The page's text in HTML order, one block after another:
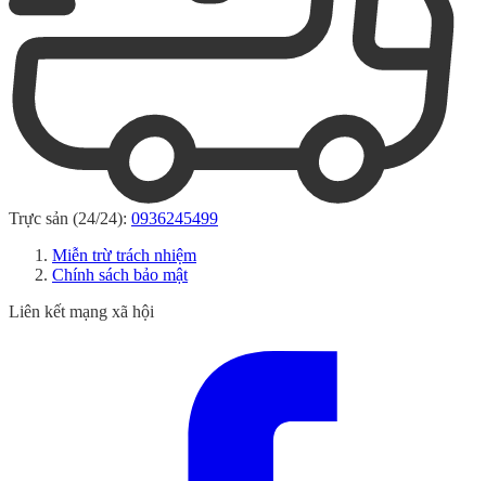
Trực sản (24/24): 0936245499
Miễn trừ trách nhiệm
Chính sách bảo mật
Liên kết mạng xã hội